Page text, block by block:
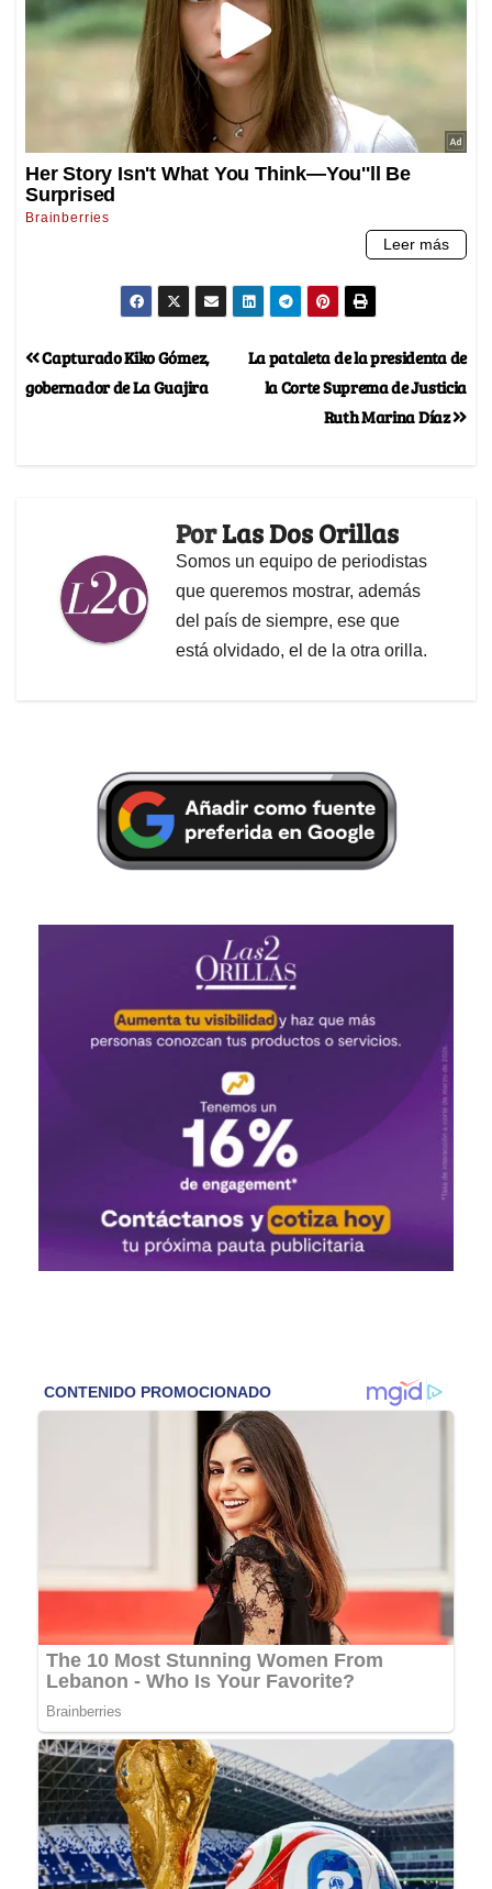
La pataleta de la presidenta de
la Corte Suprema de Justicia
Ruth Marina Díaz
Capturado Kiko Gómez,
gobernador de La Guajira
PorLas Dos Orillas
Somos un equipo de periodistas
que queremos mostrar, además
del país de siempre, ese que
está olvidado, el de la otra orilla.